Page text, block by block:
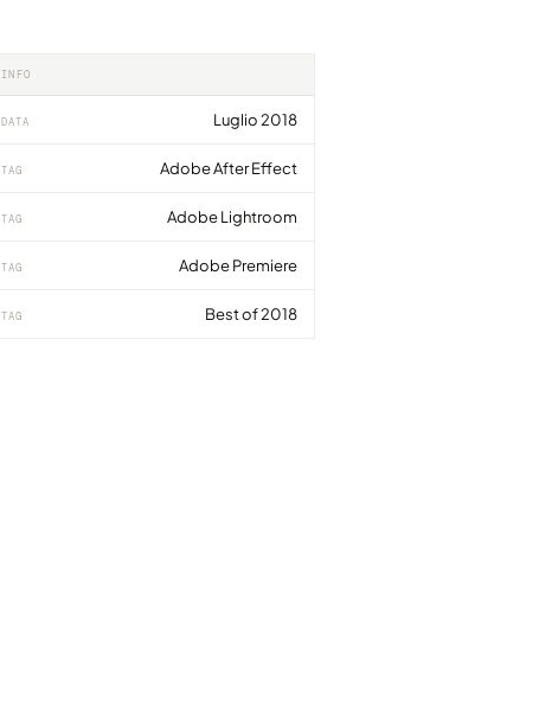
INFO
DATA Luglio 2018
TAG Adobe After Effect
TAG Adobe Lightroom
TAG Adobe Premiere
TAG Best of 2018